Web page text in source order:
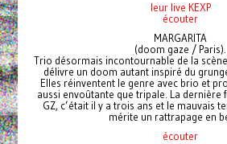
leur live KEXP
écouter
MARGARITA
(doom gaze / Paris).
Trio désormais incontournable de la
délivre un doom autant inspiré du
Elles réinventent le genre avec brio et
aussi envoûtante que tripale. La dernière
GZ, c’était il y a trois ans et le mauvais
mérite un rattrapage en
écouter